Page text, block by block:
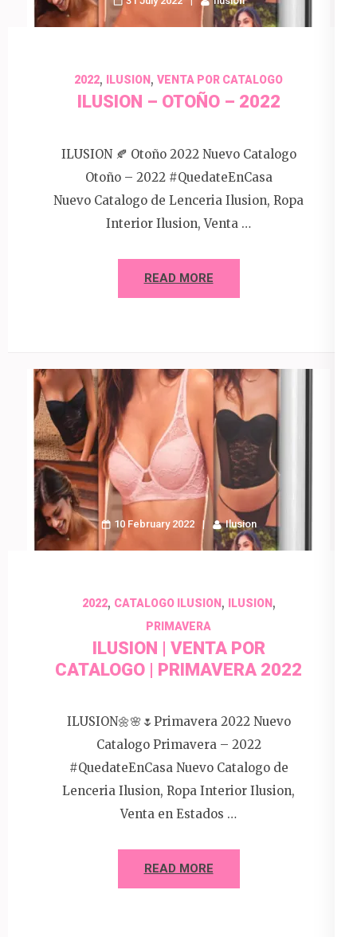
2022, ILUSION , VENTA POR CATALOGO
ILUSION – OTOÑO – 2022
ILUSION 🍂 Otoño 2022 Nuevo Catalogo
Otoño – 2022 #QuedateEnCasa
Nuevo Catalogo de Lenceria Ilusion, Ropa
Interior Ilusion, Venta …
READ MORE
10 February 2022 Ilusion
2022, CATALOGO ILUSION, ILUSION,
PRIMAVERA
ILUSION | VENTA POR
CATALOGO | PRIMAVERA 2022
ILUSION🌼🌸🌷Primavera 2022 Nuevo
Catalogo Primavera – 2022
#QuedateEnCasa Nuevo Catalogo de
Lenceria Ilusion, Ropa Interior Ilusion,
Venta en Estados …
READ MORE